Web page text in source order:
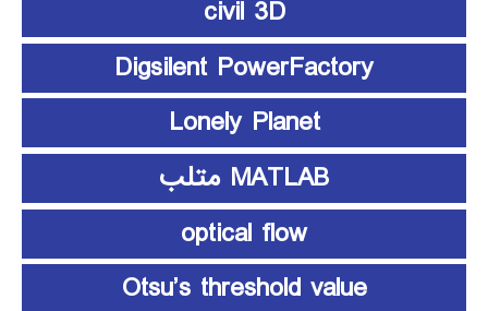
civil 3D
Digsilent PowerFactory
Lonely Planet
MATLAB متلب
optical flow
Otsu’s threshold value